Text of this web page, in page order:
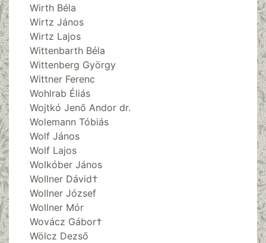
Wirth Béla
Wirtz János
Wirtz Lajos
Wittenbarth Béla
Wittenberg György
Wittner Ferenc
Wohlrab Éliás
Wojtkó Jenő Andor dr.
Wolemann Tóbiás
Wolf János
Wolf Lajos
Wolkóber János
Wollner Dávid†
Wollner József
Wollner Mór
Wovácz Gábor†
Wölcz Dezső